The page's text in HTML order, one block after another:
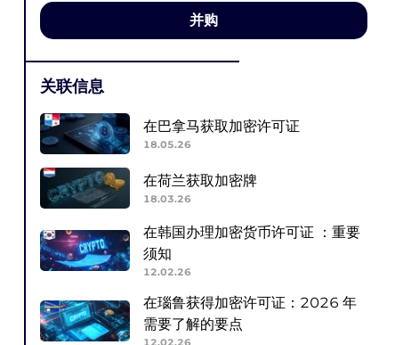
并购
关联信息
在巴拿马获取加密许可证
18.05.26
在荷兰获取加密牌
18.03.26
在韩国办理加密货币许可证 ：重要
须知
12.02.26
在瑙鲁获得加密许可证：2026 年
需要了解的要点
12.02.26